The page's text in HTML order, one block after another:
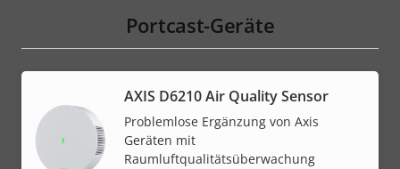
Portcast-Geräte
AXIS D6210 Air Quality Sensor
Problemlose Ergänzung von Axis
Geräten mit
Raumluftqualitätsüberwachung